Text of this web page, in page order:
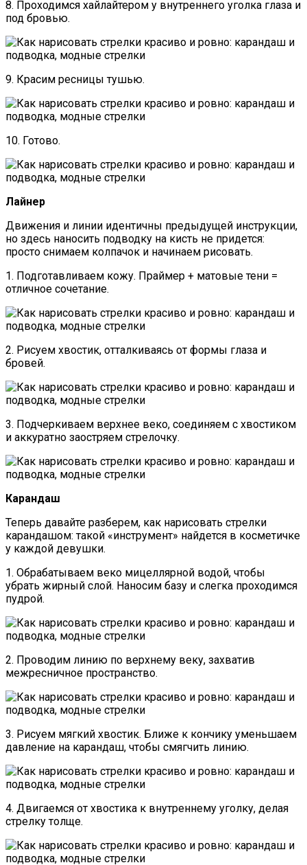
8. Проходимся хайлайтером у внутреннего уголка глаза и
под бровью.
9. Красим ресницы тушью.
10. Готово.
Лайнер
Движения и линии идентичны предыдущей инструкции,
но здесь наносить подводку на кисть не придется:
просто снимаем колпачок и начинаем рисовать.
1. Подготавливаем кожу. Праймер + матовые тени =
отличное сочетание.
2. Рисуем хвостик, отталкиваясь от формы глаза и
бровей.
3. Подчеркиваем верхнее веко, соединяем с хвостиком
и аккуратно заостряем стрелочку.
Карандаш
Теперь давайте разберем, как нарисовать стрелки
карандашом: такой «инструмент» найдется в косметичке
у каждой девушки.
1. Обрабатываем веко мицеллярной водой, чтобы
убрать жирный слой. Наносим базу и слегка проходимся
пудрой.
2. Проводим линию по верхнему веку, захватив
межресничное пространство.
3. Рисуем мягкий хвостик. Ближе к кончику уменьшаем
давление на карандаш, чтобы смягчить линию.
4. Двигаемся от хвостика к внутреннему уголку, делая
стрелку толще.